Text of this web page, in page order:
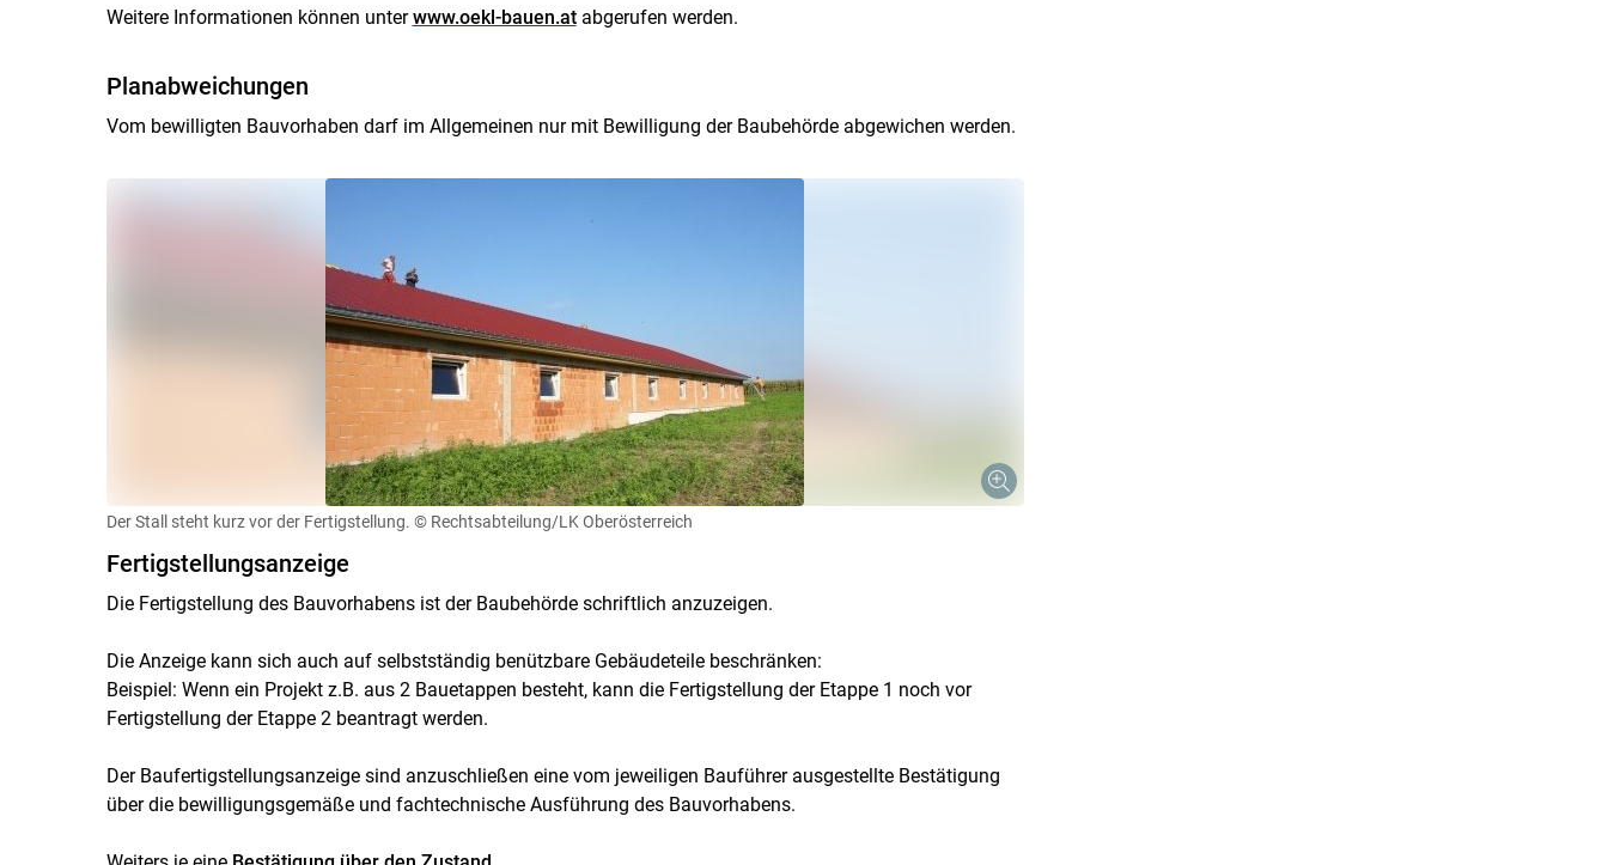
Weitere Informationen können unterwww.oekl-bauen.at abgerufen werden.
Planabweichungen
Vom bewilligten Bauvorhaben darf im Allgemeinen nur mit Bewilligung der Baubehörde abgewichen werden.
Der Stall steht kurz vor der Fertigstellung. © Rechtsabteilung/LK Oberösterreich
Fertigstellungsanzeige
Die Fertigstellung des Bauvorhabens ist der Baubehörde schriftlich anzuzeigen.
Die Anzeige kann sich auch auf selbstständig benützbare Gebäudeteile beschränken:
Beispiel: Wenn ein Projekt z.B. aus 2 Bauetappen besteht, kann die Fertigstellung der Etappe 1 noch vor
Fertigstellung der Etappe 2 beantragt werden.
Der Baufertigstellungsanzeige sind anzuschließen eine vom jeweiligen Bauführer ausgestellte Bestätigung
über die bewilligungsgemäße und fachtechnische Ausführung des Bauvorhabens.